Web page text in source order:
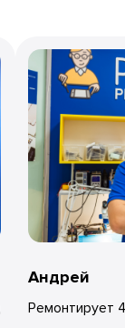
Андрей
Ремонтирует